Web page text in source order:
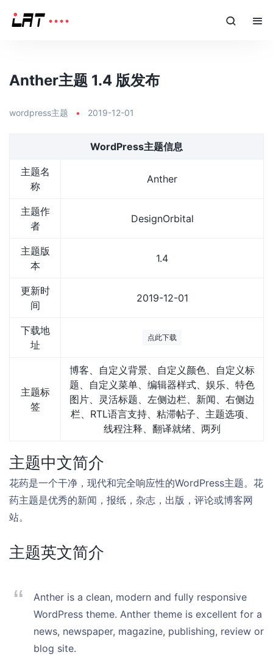
Anther主题 1.4 版发布
wordpress主题 • 2019-12-01
WordPress主题信息
主题名
称
Anther
主题作
者
DesignOrbital
主题版
本
1.4
更新时
间
2019-12-01
下载地
址
点此下载
主题标
签
博客、自定义背景、自定义颜色、自定义标
题、自定义菜单、编辑器样式、娱乐、特色
图片、灵活标题、左侧边栏、新闻、右侧边
栏、RTL语言支持、粘滞帖子、主题选项、
线程注释、翻译就绪、两列
主题中文简介
花药是一个干净，现代和完全响应性的WordPress主题。花
药主题是优秀的新闻，报纸，杂志，出版，评论或博客网
站。
主题英文简介
Anther is a clean, modern and fully responsive
WordPress theme. Anther theme is excellent for a
news, newspaper, magazine, publishing, review or
blog site.